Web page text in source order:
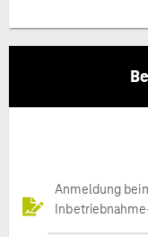
Anmeldung